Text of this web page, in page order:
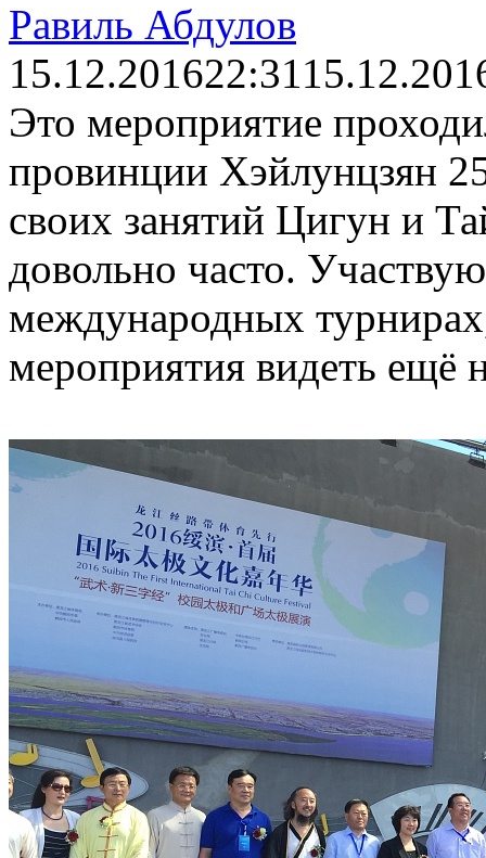
Равиль Абдулов
15.12.201622:31
Это мероприятие
провинции Хэйлунцзян
своих занятий Цигун и
довольно часто.
международных
мероприятия видеть ещё